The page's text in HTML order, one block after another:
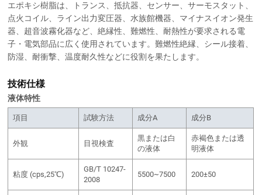
エポキシ樹脂は、トランス、抵抗器、センサー、サーモスタット、
点火コイル、ライン出力変圧器、水族館機器、マイナスイオン発生
器、超音波霧化器など、絶縁性、難燃性、耐熱性が要求される電
子・電気部品に広く使用されています。難燃性絶縁、シール接着、
防湿、耐衝撃、温度耐久性などに役割を果たします。
技術仕様
液体特性
項目 試験方法 成分A 成分B
外観 目視検査
黒または白
の液体
赤褐色または透
明液体
粘度 (cps,25℃)
GB/T 10247-
2008
5500~7500 200±50